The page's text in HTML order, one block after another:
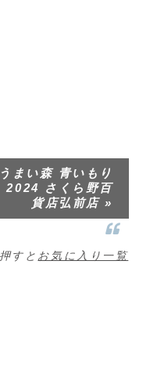
うまい森 青いもり
2024 さくら野百
貨店弘前店»
すと お気に入り一覧